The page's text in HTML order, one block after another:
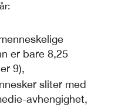
er bare 8,25
9),
sliter med
avhengighet,